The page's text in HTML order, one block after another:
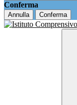
Conferma
Annulla Conferma